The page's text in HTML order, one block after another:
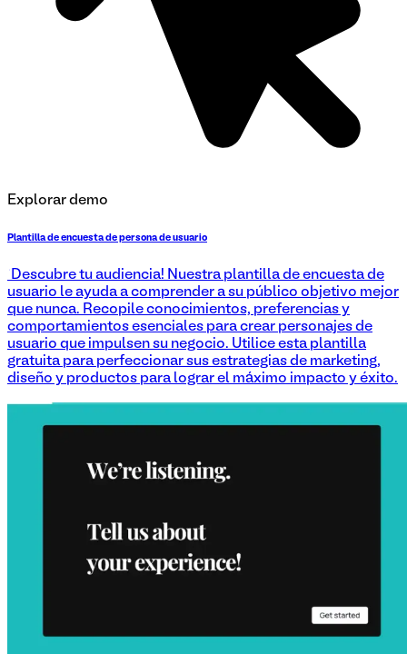
Explorar demo
Plantilla de encuesta de persona de usuario
¡Descubre tu audiencia! Nuestra plantilla de encuesta de
usuario le ayuda a comprender a su público objetivo mejor
que nunca. Recopile conocimientos, preferencias y
comportamientos esenciales para crear personajes de
usuario que impulsen su negocio. Utilice esta plantilla
gratuita para perfeccionar sus estrategias de marketing,
diseño y productos para lograr el máximo impacto y éxito.